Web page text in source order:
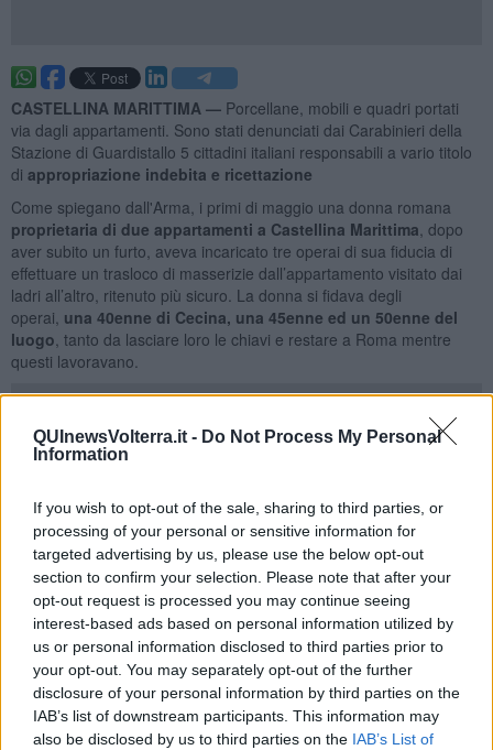
QUInewsVolterra.it - Do Not Process My Personal
Information
If you wish to opt-out of the sale, sharing to third parties, or
processing of your personal or sensitive information for
targeted advertising by us, please use the below opt-out
section to confirm your selection. Please note that after your
opt-out request is processed you may continue seeing
interest-based ads based on personal information utilized by
us or personal information disclosed to third parties prior to
your opt-out. You may separately opt-out of the further
disclosure of your personal information by third parties on the
IAB’s list of downstream participants. This information may
also be disclosed by us to third parties on the IAB’s List of
CASTELLINA MARITTIMA — Porcellane, mobili e quadri portati
via dagli appartamenti. Sono stati denunciati dai Carabinieri della
Stazione di Guardistallo 5 cittadini italiani responsabili a vario titolo
di appropriazione indebita e ricettazione
Come spiegano dall'Arma, i primi di maggio una donna romana
proprietaria di due appartamenti a Castellina Marittima , dopo
aver subito un furto, aveva incaricato tre operai di sua fiducia di
effettuare un trasloco di masserizie dall’appartamento visitato dai
ladri all’altro, ritenuto più sicuro. La donna si fidava degli
operai, una 40enne di Cecina, una 45enne ed un 50enne del
luogo , tanto da lasciare loro le chiavi e restare a Roma mentre
questi lavoravano.
Ma dopo alcuni giorni quando la vittima del furto è tornata a
precedenza mancavano numerosi altri oggetti tra cuiquadri,
suppellettili e ceramiche.
I primi di luglio una conoscente della signora romana era
Montescudaio per effettuare degli acquisti presso “Il mercatino
dell’usato” e ha notato alcuni quadri che era certa appartenessero
alla sua amica. Nel dubbio li ha acquistati e ha chiamato l'amica.
Così la vittima del duplice furto si è rivolta ai militari della locale
Stazione: arrivati dal rivenditore di oggetti usati con la donna,
questa ha subito riconosciuto tra le merci esposte 9 oggetti di sua
proprietà, portati via da casa sua sia nel furto che nel corso
del trasloco. Si tratta di ceramiche e suppellettili per un valore